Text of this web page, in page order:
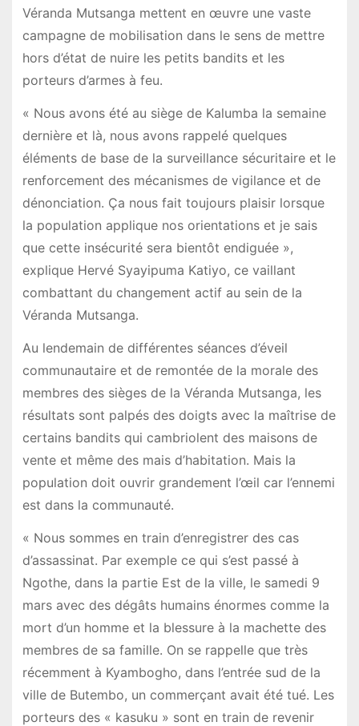
Véranda Mutsanga mettent en œuvre une vaste
campagne de mobilisation dans le sens de mettre
hors d’état de nuire les petits bandits et les
porteurs d’armes à feu.
« Nous avons été au siège de Kalumba la semaine
dernière et là, nous avons rappelé quelques
éléments de base de la surveillance sécuritaire et le
renforcement des mécanismes de vigilance et de
dénonciation. Ça nous fait toujours plaisir lorsque
la population applique nos orientations et je sais
que cette insécurité sera bientôt endiguée »,
explique Hervé Syayipuma Katiyo, ce vaillant
combattant du changement actif au sein de la
Véranda Mutsanga.
Au lendemain de différentes séances d’éveil
communautaire et de remontée de la morale des
membres des sièges de la Véranda Mutsanga, les
résultats sont palpés des doigts avec la maîtrise de
certains bandits qui cambriolent des maisons de
vente et même des mais d’habitation. Mais la
population doit ouvrir grandement l’œil car l’ennemi
est dans la communauté.
« Nous sommes en train d’enregistrer des cas
d’assassinat. Par exemple ce qui s’est passé à
Ngothe, dans la partie Est de la ville, le samedi 9
mars avec des dégâts humains énormes comme la
mort d’un homme et la blessure à la machette des
membres de sa famille. On se rappelle que très
récemment à Kyambogho, dans l’entrée sud de la
ville de Butembo, un commerçant avait été tué. Les
porteurs des « kasuku » sont en train de revenir